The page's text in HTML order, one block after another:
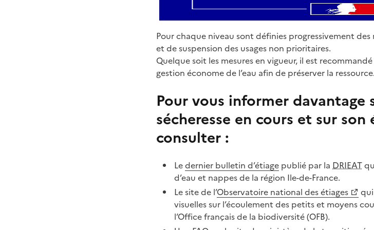
Pour chaque niveau sont définies progressivement
et de suspension des usages non prioritaires.
Quelque soit les mesures en vigueur, il est
gestion économe de l’eau afin de préserver la ressource.
Pour vous informer davantage
sécheresse en cours et sur
consulter :
Ledernier bulletin d’étiage publié par laDRIEAT
d’eau et nappes de la région Ile-de-France.
Le site de l’Observatoire national des étiages
visuelles sur l’écoulement des petits et moyens
l’Office français de la biodiversité (OFB).